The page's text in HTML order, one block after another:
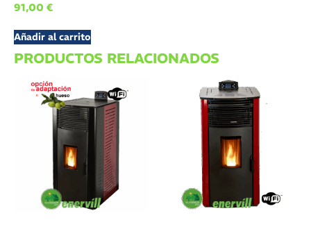
91,00 €
Añadir al carrito
PRODUCTOS RELACIONADOS